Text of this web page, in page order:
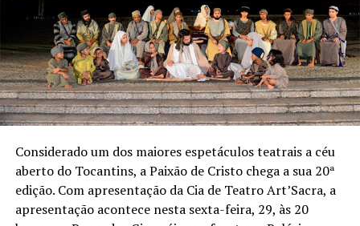
Considerado um dos maiores espetáculos teatrais a céu
aberto do Tocantins, a Paixão de Cristo chega a sua 20ª
edição. Com apresentação da Cia de Teatro Art’Sacra, a
apresentação acontece nesta sexta-feira, 29, às 20